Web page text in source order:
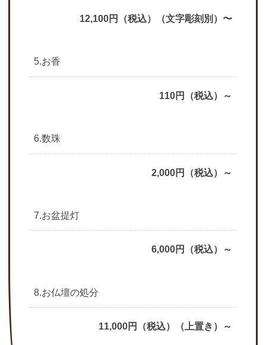
12,100円（税込）（文字彫刻別）〜
5.お香
110円（税込）～
6.数珠
2,000円（税込）～
7.お盆提灯
6,000円（税込）～
8.お仏壇の処分
11,000円（税込）（上置き）～